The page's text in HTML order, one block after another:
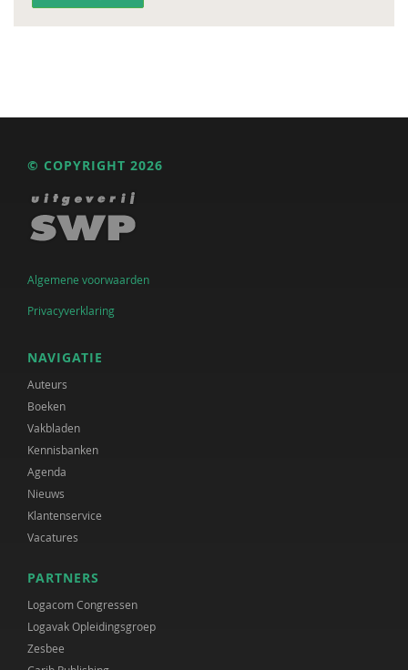
© COPYRIGHT 2026
Algemene voorwaarden
Privacyverklaring
NAVIGATIE
Auteurs
Boeken
Vakbladen
Kennisbanken
Agenda
Nieuws
Klantenservice
Vacatures
PARTNERS
Logacom Congressen
Logavak Opleidingsgroep
Zesbee